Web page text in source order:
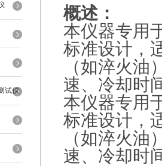
试仪
概述：
本仪器专用
标准设计，
（如淬火
速、冷却时
本仪器专用
标准设计，
（如淬火
速、冷却时